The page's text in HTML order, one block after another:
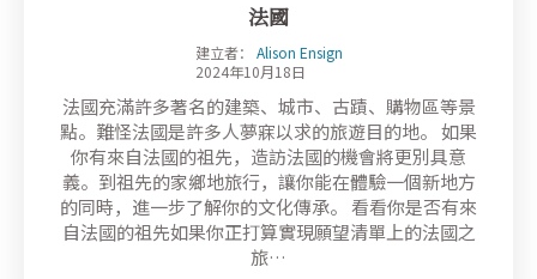
法國
建立者： Alison Ensign
2024年10月18日
法國充滿許多著名的建築、城市、古蹟、購物區等景
點。難怪法國是許多人夢寐以求的旅遊目的地。 如果
你有來自法國的祖先，造訪法國的機會將更別具意
義。到祖先的家鄉地旅行，讓你能在體驗一個新地方
的同時，進一步了解你的文化傳承。 看看你是否有來
自法國的祖先如果你正打算實現願望清單上的法國之
旅…